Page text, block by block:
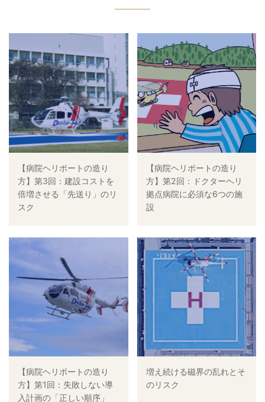
【病院ヘリポートの造り
方】第3回：建設コストを
倍増させる「先送り」のリ
スク
【病院ヘリポートの造り
方】第2回：ドクターヘリ
拠点病院に必須な6つの施
設
【病院ヘリポートの造り
方】第1回：失敗しない導
入計画の「正しい順序」
増え続ける磁界の乱れとそ
のリスク